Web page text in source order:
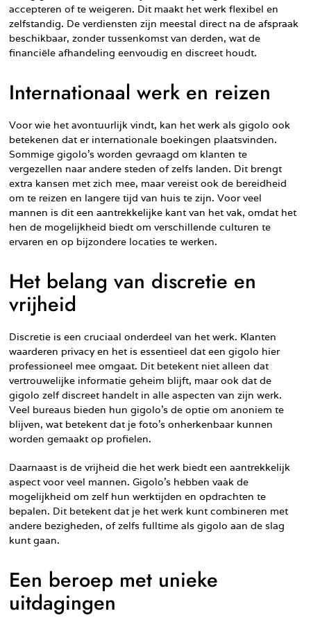
accepteren of te weigeren. Dit maakt het werk flexibel en
zelfstandig. De verdiensten zijn meestal direct na de afspraak
beschikbaar, zonder tussenkomst van derden, wat de
financiële afhandeling eenvoudig en discreet houdt.
Internationaal werk en reizen
Voor wie het avontuurlijk vindt, kan het werk als gigolo ook
betekenen dat er internationale boekingen plaatsvinden.
Sommige gigolo’s worden gevraagd om klanten te
vergezellen naar andere steden of zelfs landen. Dit brengt
extra kansen met zich mee, maar vereist ook de bereidheid
om te reizen en langere tijd van huis te zijn. Voor veel
mannen is dit een aantrekkelijke kant van het vak, omdat het
hen de mogelijkheid biedt om verschillende culturen te
ervaren en op bijzondere locaties te werken.
Het belang van discretie en
vrijheid
Discretie is een cruciaal onderdeel van het werk. Klanten
waarderen privacy en het is essentieel dat een gigolo hier
professioneel mee omgaat. Dit betekent niet alleen dat
vertrouwelijke informatie geheim blijft, maar ook dat de
gigolo zelf discreet handelt in alle aspecten van zijn werk.
Veel bureaus bieden hun gigolo’s de optie om anoniem te
blijven, wat betekent dat je foto’s onherkenbaar kunnen
worden gemaakt op profielen.
Daarnaast is de vrijheid die het werk biedt een aantrekkelijk
aspect voor veel mannen. Gigolo’s hebben vaak de
mogelijkheid om zelf hun werktijden en opdrachten te
bepalen. Dit betekent dat je het werk kunt combineren met
andere bezigheden, of zelfs fulltime als gigolo aan de slag
kunt gaan.
Een beroep met unieke
uitdagingen